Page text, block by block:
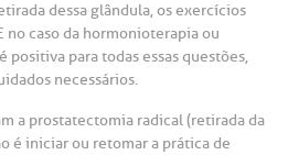
BP
médico
particular
dessa glândula, os exercícios
no caso da hormonioterapia ou
positiva para todas essas questões,
necessários.
a prostatectomia radical (retirada da
é iniciar ou retomar a prática de